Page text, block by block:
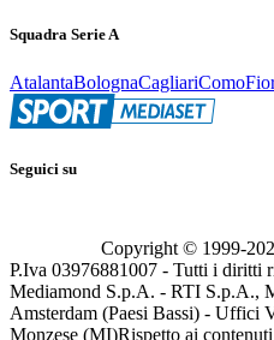
Squadra Serie A
AtalantaBolognaCagliariComo
Seguici su
Copyright © 1999-
P.Iva 03976881007 - Tutti i diritti
Mediamond S.p.A. - RTI S.p.A.,
Amsterdam (Paesi Bassi) - Uffici
Monzese (MI)Rispetto ai